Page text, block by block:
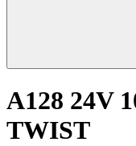
A128 24V
TWIST